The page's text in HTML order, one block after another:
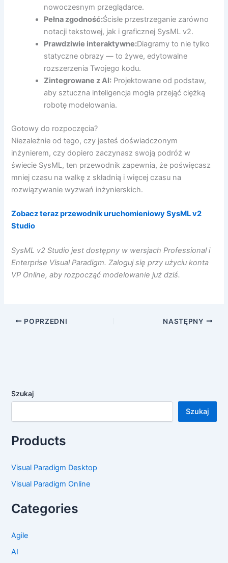
nowoczesnym przeglądarce.
Pełna zgodność:Ścisłe przestrzeganie zarówno
notacji tekstowej, jak i graficznej SysML v2.
Prawdziwie interaktywne:Diagramy to nie tylko
statyczne obrazy — to żywe, edytowalne
rozszerzenia Twojego kodu.
Zintegrowane z AI: Projektowane od podstaw,
aby sztuczna inteligencja mogła przejąć ciężką
robotę modelowania.
Gotowy do rozpoczęcia?
Niezależnie od tego, czy jesteś doświadczonym
inżynierem, czy dopiero zaczynasz swoją podróż w
świecie SysML, ten przewodnik zapewnia, że poświęcasz
mniej czasu na walkę z składnią i więcej czasu na
rozwiązywanie wyzwań inżynierskich.
Zobacz teraz przewodnik uruchomieniowy SysML v2
Studio
SysML v2 Studio jest dostępny w wersjach Professional i
Enterprise Visual Paradigm. Zaloguj się przy użyciu konta
VP Online, aby rozpocząć modelowanie już dziś.
POPRZEDNI NASTĘPNY
Szukaj
Szukaj
Products
Visual Paradigm Desktop
Visual Paradigm Online
Categories
Agile
AI